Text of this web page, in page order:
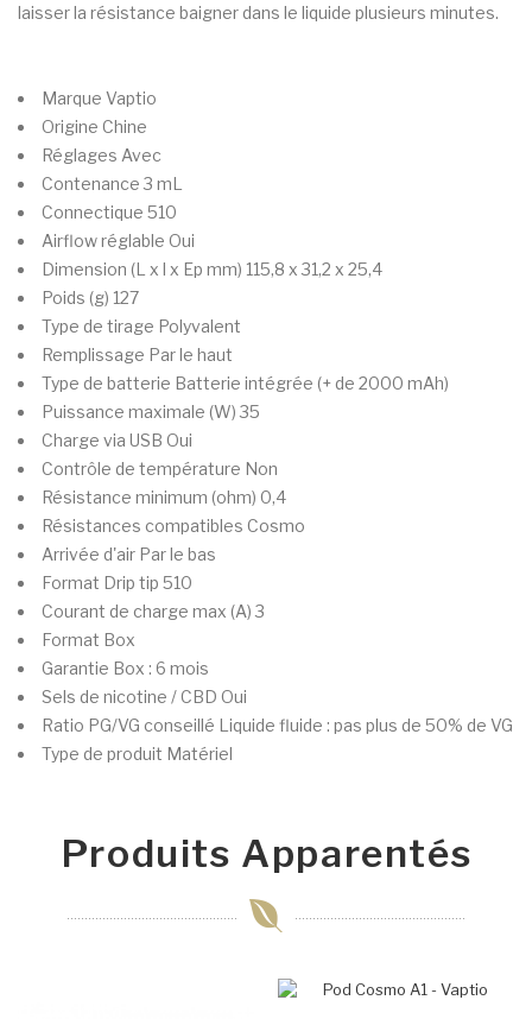
laisser la résistance baigner dans le liquide plusieurs minutes.
Marque Vaptio
Origine Chine
Réglages Avec
Contenance 3 mL
Connectique 510
Airflow réglable Oui
Dimension (L x l x Ep mm) 115,8 x 31,2 x 25,4
Poids (g) 127
Type de tirage Polyvalent
Remplissage Par le haut
Type de batterie Batterie intégrée (+ de 2000 mAh)
Puissance maximale (W) 35
Charge via USB Oui
Contrôle de température Non
Résistance minimum (ohm) 0,4
Résistances compatibles Cosmo
Arrivée d'air Par le bas
Format Drip tip 510
Courant de charge max (A) 3
Format Box
Garantie Box : 6 mois
Sels de nicotine / CBD Oui
Ratio PG/VG conseillé Liquide fluide : pas plus de 50% de VG
Type de produit Matériel
Produits Apparentés